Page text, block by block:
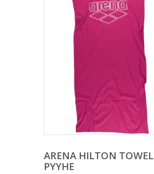
ARENA HILTON TOWEL
PYYHE